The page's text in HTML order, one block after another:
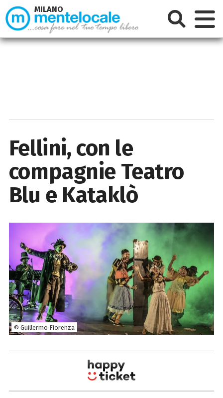
Fellini, con le
compagnie Teatro
Blu e Kataklò
© Guillermo Fiorenza
MILANO